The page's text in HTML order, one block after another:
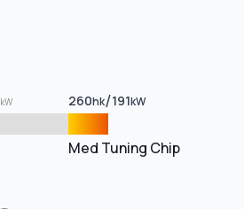
kW 260hk/191kW
Med Tuning Chip